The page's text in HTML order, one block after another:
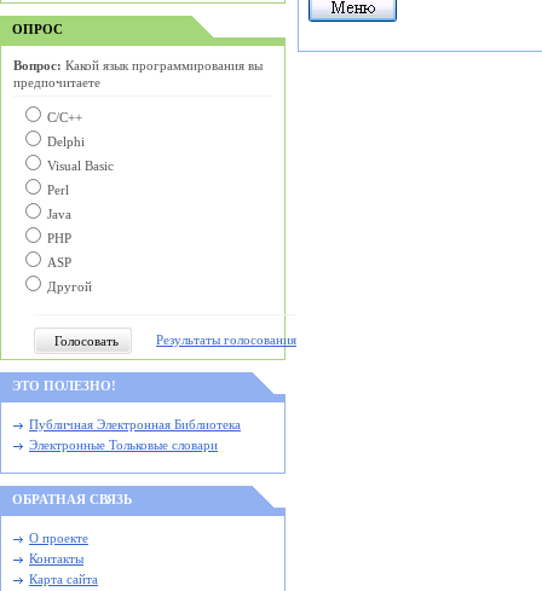
ОПРОС
Вопрос: Какой язык программирования вы
предпочитаете
С/C++
Delphi
Visual Basic
Perl
Java
PHP
ASP
Другой
Результаты голосования
ЭТО ПОЛЕЗНО!
Публичная Электронная Библиотека
Электронные Тольковые словари
ОБРАТНАЯ СВЯЗЬ
О проекте
Контакты
Карта сайта